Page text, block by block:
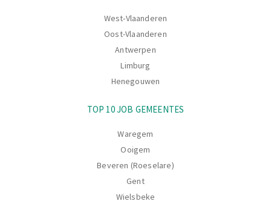
West-Vlaanderen
Oost-Vlaanderen
Antwerpen
Limburg
Henegouwen
TOP 10 JOB GEMEENTES
Waregem
Ooigem
Beveren (Roeselare)
Gent
Wielsbeke